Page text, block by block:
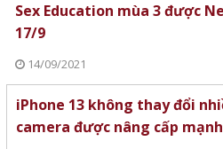
Sex Education mùa 3 được
17/9
14/09/2021
iPhone 13 không thay đổi
camera được nâng cấp mạnh